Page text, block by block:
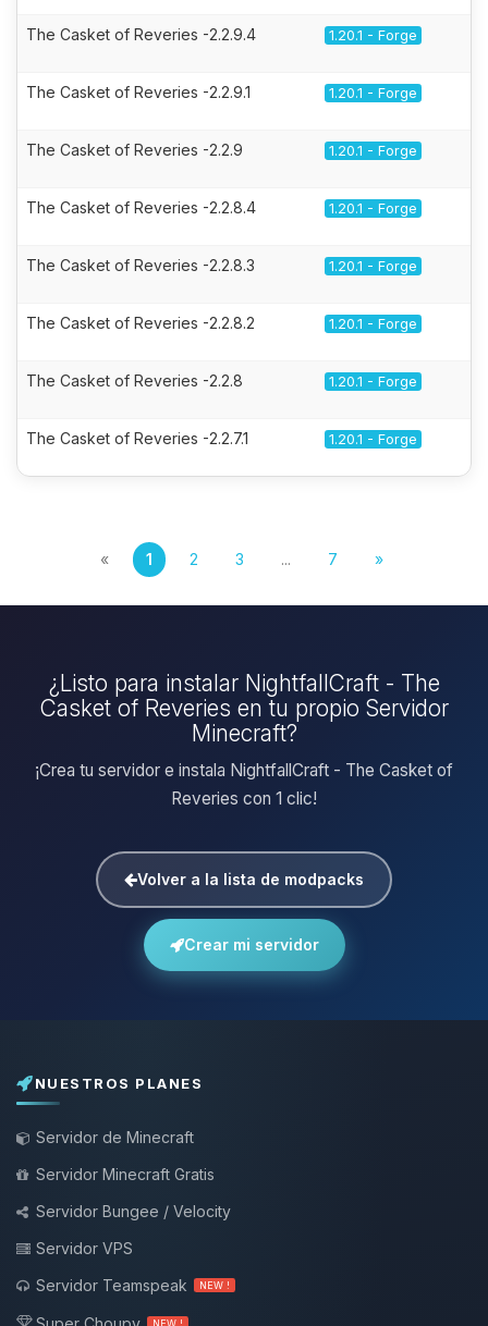
The Casket of Reveries -2.2.9.4 1.20.1 - Forge
The Casket of Reveries -2.2.9.1 1.20.1 - Forge
The Casket of Reveries -2.2.9 1.20.1 - Forge
The Casket of Reveries -2.2.8.4 1.20.1 - Forge
The Casket of Reveries -2.2.8.3 1.20.1 - Forge
The Casket of Reveries -2.2.8.2 1.20.1 - Forge
The Casket of Reveries -2.2.8 1.20.1 - Forge
The Casket of Reveries -2.2.7.1 1.20.1 - Forge
« 1 2 3 ... 7 »
¿Listo para instalar NightfallCraft - The
Casket of Reveries en tu propio Servidor
Minecraft?
¡Crea tu servidor e instala NightfallCraft - The Casket of
Reveries con 1 clic!
Volver a la lista de modpacks
Crear mi servidor
NUESTROS PLANES
Servidor de Minecraft
Servidor Minecraft Gratis
Servidor Bungee / Velocity
Servidor VPS
Servidor Teamspeak
NEW !
NEW !